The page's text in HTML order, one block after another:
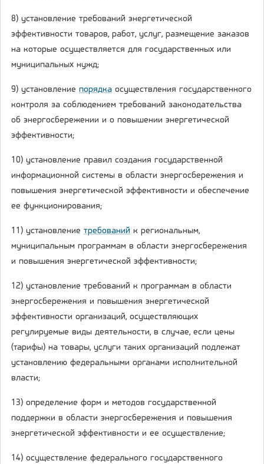
8) установление требований энергетической
эффективности товаров, работ, услуг, размещение заказов
на которые осуществляется для государственных или
муниципальных нужд;
9) установление порядка осуществления государственного
контроля за соблюдением требований законодательства
об энергосбережении и о повышении энергетической
эффективности;
10) установление правил создания государственной
информационной системы в области энергосбережения и
повышения энергетической эффективности и обеспечение
ее функционирования;
11) установление требований к региональным,
муниципальным программам в области энергосбережения
и повышения энергетической эффективности;
12) установление требований к программам в области
энергосбережения и повышения энергетической
эффективности организаций, осуществляющих
регулируемые виды деятельности, в случае, если цены
(тарифы) на товары, услуги таких организаций подлежат
установлению федеральными органами исполнительной
власти;
13) определение форм и методов государственной
поддержки в области энергосбережения и повышения
энергетической эффективности и ее осуществление;
14) осуществление федерального государственного